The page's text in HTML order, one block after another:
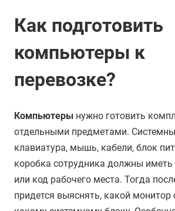
Как подготовить
компьютеры к
перевозке?
Компьютеры нужно готовить
отдельными предметами.
клавиатура, мышь, кабели, блок
коробка сотрудника должны
или код рабочего места. Тогда
придется выяснять, какой монитор